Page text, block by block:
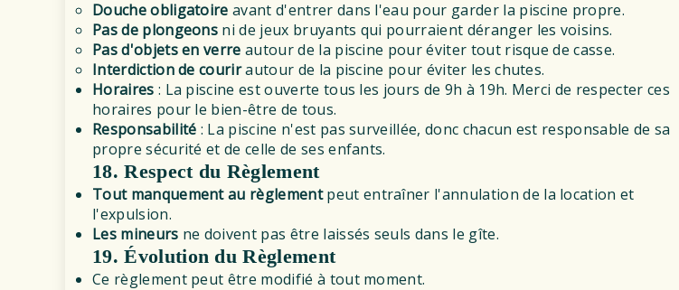
Douche obligatoire avant d'entrer dans l'eau pour garder la piscine propre.
Pas de plongeons ni de jeux bruyants qui pourraient déranger les voisins.
Pas d'objets en verre autour de la piscine pour éviter tout risque de casse.
Interdiction de courirautour de la piscine pour éviter les chutes.
Horaires : La piscine est ouverte tous les jours de 9h à 19h. Merci de respecter ces
horaires pour le bien-être de tous.
Responsabilité : La piscine n'est pas surveillée, donc chacun est responsable de sa
propre sécurité et de celle de ses enfants.
18. Respect du Règlement
Tout manquement au règlementpeut entraîner l'annulation de la location et
l'expulsion.
Les mineurs ne doivent pas être laissés seuls dans le gîte.
19. Évolution du Règlement
Ce règlement peut être modifié à tout moment.